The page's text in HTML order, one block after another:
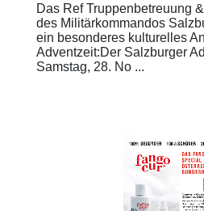
Das Ref Truppenbetreuung
des Militärkommandos
ein besonderes kulturelles
Adventzeit:Der Salzburger
Samstag, 28. No ...